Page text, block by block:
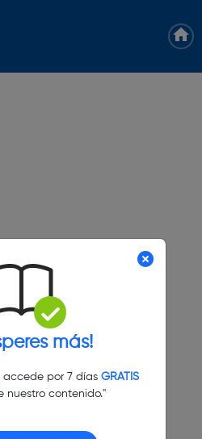
más!
por 7 días GRATIS
nuestro contenido."